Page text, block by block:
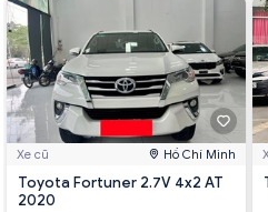
Xe cũ Hồ Chí Minh
Toyota Fortuner 2.7V 4x2 AT
2020